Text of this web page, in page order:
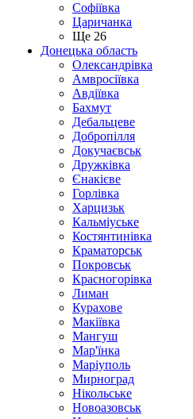
Софіївка
Царичанка
Ще 26
Донецька область
Олександрівка
Амвросіївка
Авдіївка
Бахмут
Дебальцеве
Добропілля
Докучаєвськ
Дружківка
Єнакієве
Горлівка
Харцизьк
Кальміуське
Костянтинівка
Краматорськ
Покровськ
Красногорівка
Лиман
Курахове
Макіївка
Мангуш
Мар'їнка
Маріуполь
Мирноград
Нікольське
Новоазовськ